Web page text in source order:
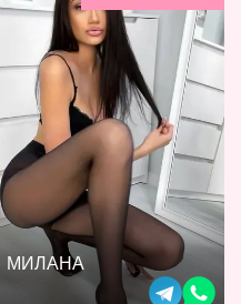
МИЛАНА